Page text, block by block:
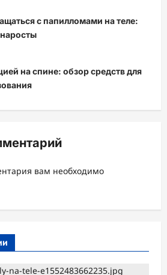
с папилломами на теле:
наросты
на спине: обзор средств для
вам необходимо